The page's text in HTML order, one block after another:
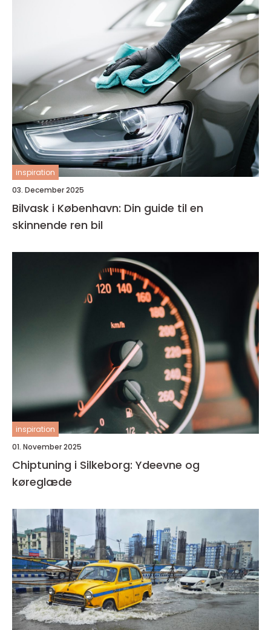
inspiration
03. December 2025
Bilvask i København: Din guide til en
skinnende ren bil
inspiration
01. November 2025
Chiptuning i Silkeborg: Ydeevne og
køreglæde